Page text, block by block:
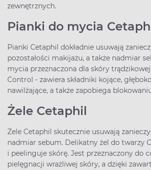
zewnętrznych.
Pianki do mycia
Pianki Cetaphil dokładnie usuwają
pozostałości makijażu, a także nadmiar
mycia przeznaczona dla skóry
Control - zawiera składniki kojące,
nawilżające, a także zapobiega
Żele Cetaphil
Żele Cetaphil skutecznie usuwają
nadmiar sebum. Delikatny żel do twarzy
i peelinguje skórę. Jest przeznaczony do
pielęgnacji wrażliwej skóry, a dzięki